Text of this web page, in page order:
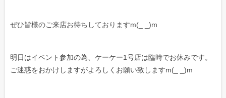
ぜひ皆様のご来店お待ちしておりますm(_ _)m
明日はイベント参加の為、ケーケー1号店は臨時でお休みです。
ご迷惑をおかけしますがよろしくお願い致しますm(_ _)m